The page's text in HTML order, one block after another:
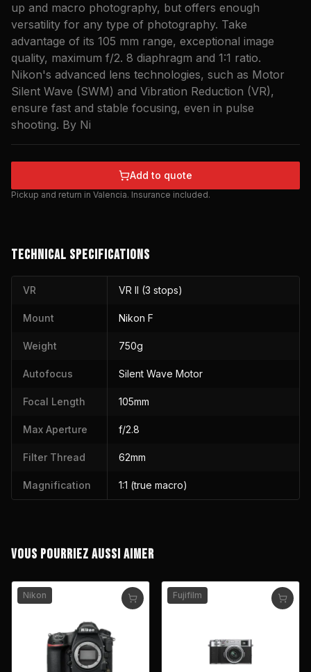
up and macro photography, but offers enough
versatility for any type of photography. Take
advantage of its 105 mm range, exceptional image
quality, maximum f/2. 8 diaphragm and 1:1 ratio.
Nikon's advanced lens technologies, such as Motor
Silent Wave (SWM) and Vibration Reduction (VR),
ensure fast and stable focusing, even in pulse
shooting. By Ni
Add to quote
Pickup and return in Valencia. Insurance included.
TECHNICAL SPECIFICATIONS
VR VR II (3 stops)
Mount Nikon F
Weight 750g
Autofocus Silent Wave Motor
Focal Length 105mm
Max Aperture f/2.8
Filter Thread 62mm
Magnification 1:1 (true macro)
VOUS POURRIEZ AUSSI AIMER
Nikon Fujifilm